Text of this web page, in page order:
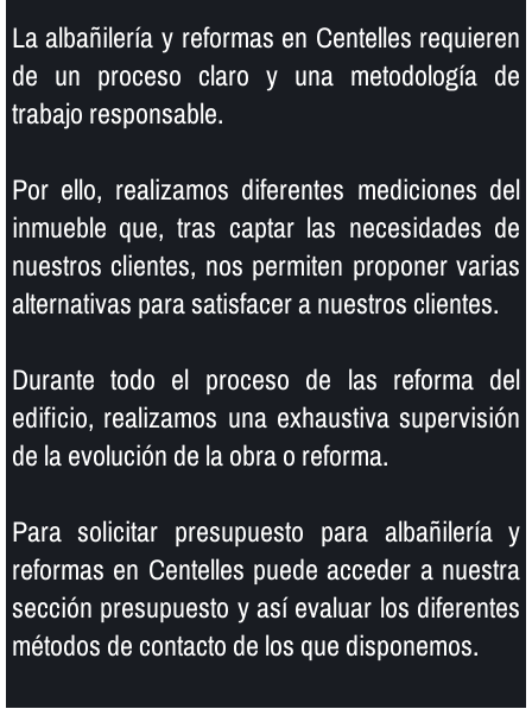
La albañilerí­a y reformas en Centelles requieren
de un proceso claro y una metodologí­a de
trabajo responsable.
Por ello, realizamos diferentes mediciones del
inmueble que, tras captar las necesidades de
nuestros clientes, nos permiten proponer varias
alternativas para satisfacer a nuestros clientes.
Durante todo el proceso de las reforma del
edificio, realizamos una exhaustiva supervisión
de la evolución de la obra o reforma.
Para solicitar presupuesto para albañilerí­a y
reformas en Centelles puede acceder a nuestra
sección presupuesto y así­ evaluar los diferentes
métodos de contacto de los que disponemos.